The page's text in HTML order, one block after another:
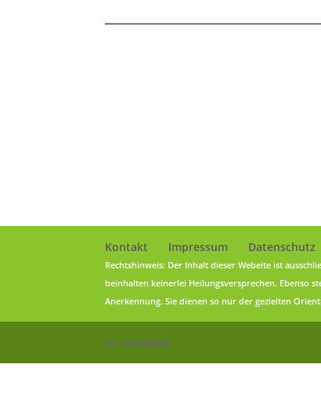
Kontakt Impressum Datenschutz
Rechtshinweis: Der Inhalt dieser Webeite ist
beinhalten keinerlei Heilungsversprechen. Ebenso
Anerkennung. Sie dienen so nur der gezielten
byseowebb